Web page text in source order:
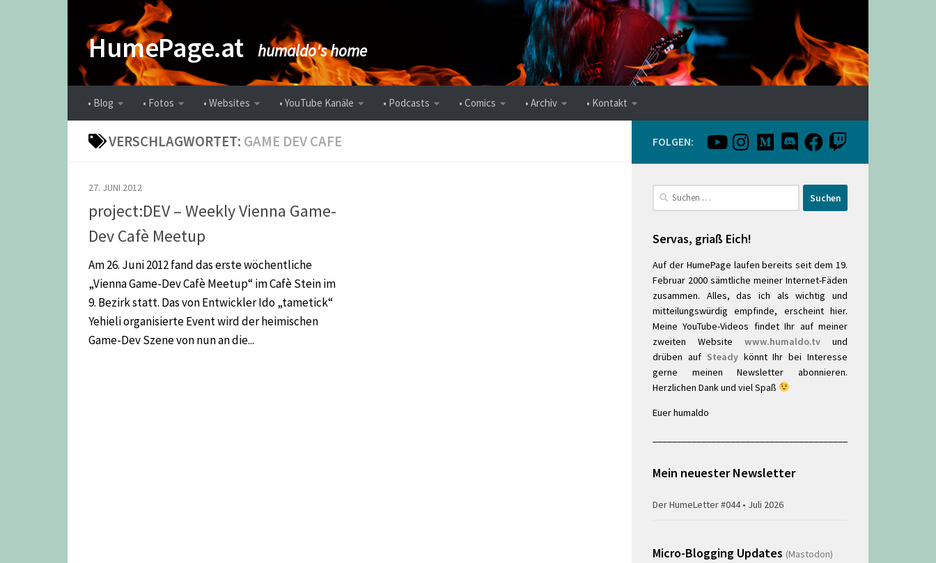
Zum Inhalt springen
HumePage.at humaldo's home
• Blog • Fotos • Websites • YouTube Kanäle • Podcasts • Comics • Archiv • Kontakt
VERSCHLAGWORTET: GAME DEV CAFE
27. JUNI 2012
project:DEV – Weekly Vienna Game-
Dev Cafè Meetup
Am 26. Juni 2012 fand das erste wöchentliche
„Vienna Game-Dev Cafè Meetup“ im Cafè Stein im
9. Bezirk statt. Das von Entwickler Ido „tametick“
Yehieli organisierte Event wird der heimischen
Game-Dev Szene von nun an die...
FOLGEN:
Suchen
nach:
Servas, griaß Eich!
Auf der HumePage laufen bereits seit dem 19.
Februar 2000 sämtliche meiner Internet-Fäden
zusammen. Alles, das ich als wichtig und
mitteilungswürdig empfinde, erscheint hier.
Meine YouTube-Videos findet Ihr auf meiner
zweiten Website www.humaldo.tv und
drüben auf Steadykönnt Ihr bei Interesse
gerne meinen Newsletter abonnieren.
Herzlichen Dank und viel Spaß
Euer humaldo
Mein neuester Newsletter
Der HumeLetter #044 • Juli 2026
Micro-Blogging Updates (Mastodon)